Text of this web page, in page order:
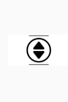
contenuto